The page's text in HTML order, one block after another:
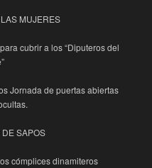
MUJERES
cubrir a los “Diputeros del
Jornada de puertas abiertas
SAPOS
cómplices dinamiteros